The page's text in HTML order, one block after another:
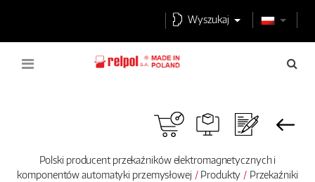
Wyszukaj
Polski producent przekaźników elektromagnetycznych i
komponentów automatyki przemysłowej
Produkty
Przekaźniki